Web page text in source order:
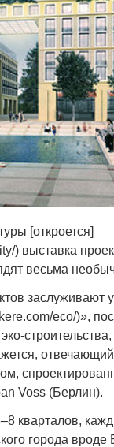
[откроется]
) выставка
весьма
заслуживают
eco/)»,
Voss (Берлин).
кварталов,
города